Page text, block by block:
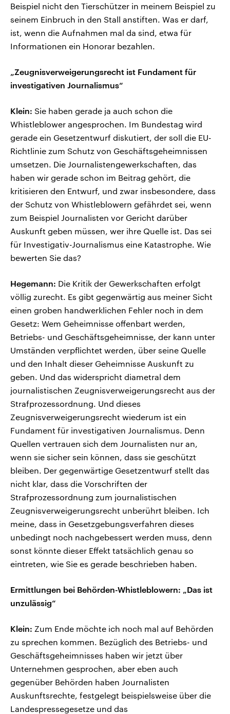
Beispiel nicht den Tierschützer in meinem Beispiel zu
seinem Einbruch in den Stall anstiften. Was er darf,
ist, wenn die Aufnahmen mal da sind, etwa für
Informationen ein Honorar bezahlen.
„Zeugnisverweigerungsrecht ist Fundament für
investigativen Journalismus“
Klein: Sie haben gerade ja auch schon die
Whistleblower angesprochen. Im Bundestag wird
gerade ein Gesetzentwurf diskutiert, der soll die EU-
Richtlinie zum Schutz von Geschäftsgeheimnissen
umsetzen. Die Journalistengewerkschaften, das
haben wir gerade schon im Beitrag gehört, die
kritisieren den Entwurf, und zwar insbesondere, dass
der Schutz von Whistleblowern gefährdet sei, wenn
zum Beispiel Journalisten vor Gericht darüber
Auskunft geben müssen, wer ihre Quelle ist. Das sei
für Investigativ-Journalismus eine Katastrophe. Wie
bewerten Sie das?
Hegemann: Die Kritik der Gewerkschaften erfolgt
völlig zurecht. Es gibt gegenwärtig aus meiner Sicht
einen groben handwerklichen Fehler noch in dem
Gesetz: Wem Geheimnisse offenbart werden,
Betriebs- und Geschäftsgeheimnisse, der kann unter
Umständen verpflichtet werden, über seine Quelle
und den Inhalt dieser Geheimnisse Auskunft zu
geben. Und das widerspricht diametral dem
journalistischen Zeugnisverweigerungsrecht aus der
Strafprozessordnung. Und dieses
Zeugnisverweigerungsrecht wiederum ist ein
Fundament für investigativen Journalismus. Denn
Quellen vertrauen sich dem Journalisten nur an,
wenn sie sicher sein können, dass sie geschützt
bleiben. Der gegenwärtige Gesetzentwurf stellt das
nicht klar, dass die Vorschriften der
Strafprozessordnung zum journalistischen
Zeugnisverweigerungsrecht unberührt bleiben. Ich
meine, dass in Gesetzgebungsverfahren dieses
unbedingt noch nachgebessert werden muss, denn
sonst könnte dieser Effekt tatsächlich genau so
eintreten, wie Sie es gerade beschrieben haben.
Ermittlungen bei Behörden-Whistleblowern: „Das ist
unzulässig“
Klein: Zum Ende möchte ich noch mal auf Behörden
zu sprechen kommen. Bezüglich des Betriebs- und
Geschäftsgeheimnisses haben wir jetzt über
Unternehmen gesprochen, aber eben auch
gegenüber Behörden haben Journalisten
Auskunftsrechte, festgelegt beispielsweise über die
Landespressegesetze und das